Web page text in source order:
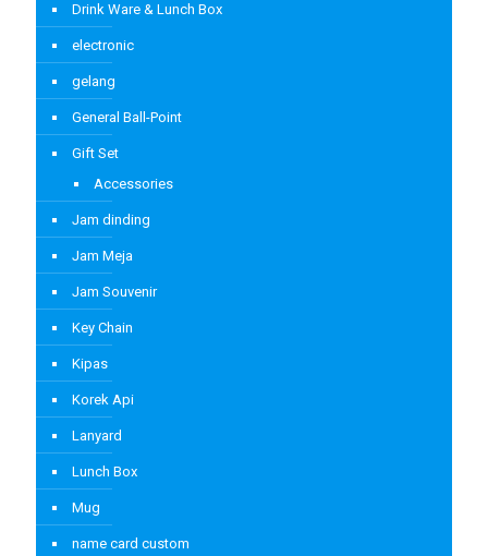
Drink Ware & Lunch Box
electronic
gelang
General Ball-Point
Gift Set
Accessories
Jam dinding
Jam Meja
Jam Souvenir
Key Chain
Kipas
Korek Api
Lanyard
Lunch Box
Mug
name card custom